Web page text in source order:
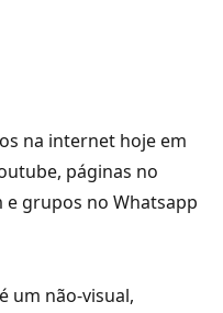
na internet hoje em
páginas no
grupos no Whatsapp
um não-visual,